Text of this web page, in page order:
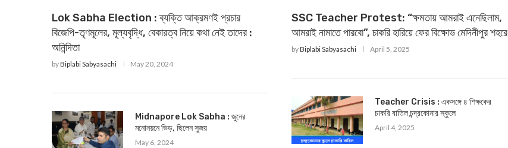
Lok Sabha Election : ব্যক্তি আক্রমণই প্রচার
বিজেপি-তৃণমূলের, মূল্যবৃদ্ধি, বেকারত্ব নিয়ে কথা নেই তাদের :
অনিন্দিতা
byBiplabi Sabyasachi May 20, 2024
‌Midnapore Lok Sabha : জুনের
মনোনয়নে ভিড়, ছিলেন সুজয়
May 6, 2024
SSC Teacher Protest: “ক্ষমতায় আমরাই এনেছিলাম,
আমরাই নামাতে পারবো”, চাকরি হারিয়ে ফের বিক্ষোভ মেদিনীপুর শহরে
byBiplabi Sabyasachi April 5, 2025
Teacher Crisis : একসঙ্গে ৪ শিক্ষকের
চাকরি বাতিল চন্দ্রকোনার স্কুলে
April 4, 2025